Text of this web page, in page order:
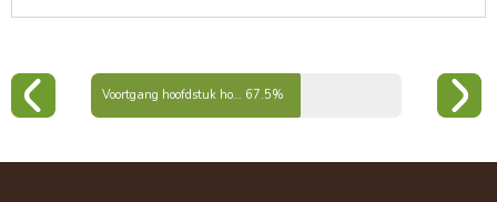
Voortgang hoofdstuk hoofdelementen 67.5%